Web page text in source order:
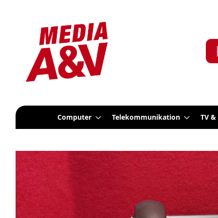
Computer Telekommunikation TV
Zum
Ende
der
Bildergalerie
springen